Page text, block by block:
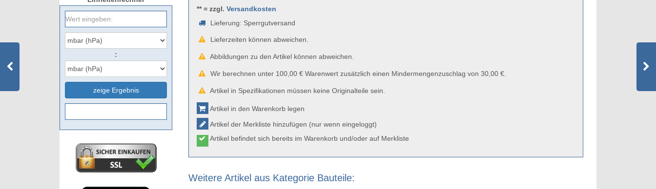
:
zeige Ergebnis
** = zzgl.Versandkosten
Lieferung: Sperrgutversand
Lieferzeiten können abweichen.
Abbildungen zu den Artikel können abweichen.
Wir berechnen unter 100,00 € Warenwert zusätzlich einen Mindermengenzuschlag von 30,00 €.
Artikel in Spezifikationen müssen keine Originalteile sein.
Artikel in den Warenkorb legen
Artikel der Merkliste hinzufügen (nur wenn eingeloggt)
Artikel befindet sich bereits im Warenkorb und/oder auf Merkliste
Weitere Artikel aus Kategorie Bauteile: